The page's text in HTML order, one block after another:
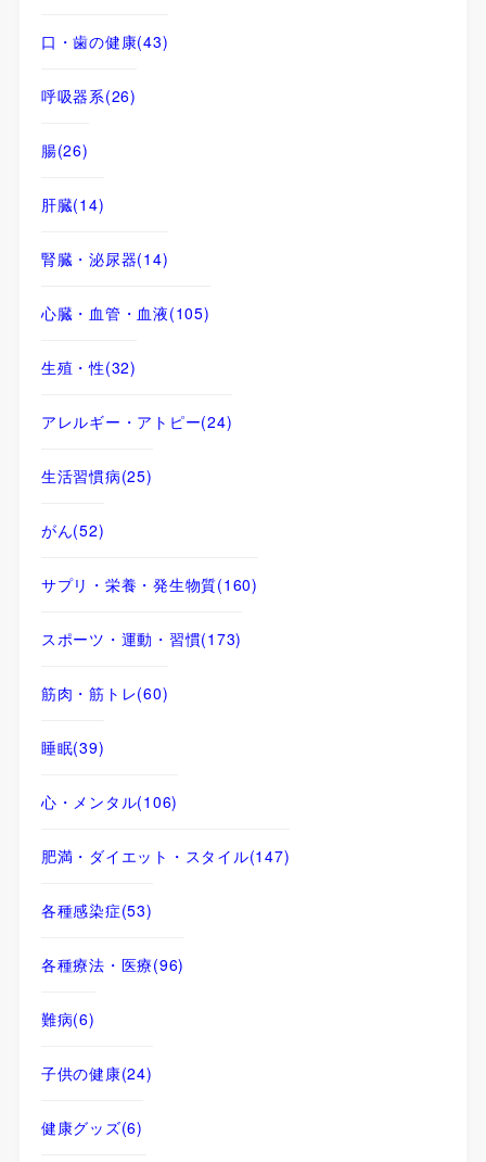
口・歯の健康(43)
呼吸器系(26)
腸(26)
肝臓(14)
腎臓・泌尿器(14)
心臓・血管・血液(105)
生殖・性(32)
アレルギー・アトピー(24)
生活習慣病(25)
がん(52)
サプリ・栄養・発生物質(160)
スポーツ・運動・習慣(173)
筋肉・筋トレ(60)
睡眠(39)
心・メンタル(106)
肥満・ダイエット・スタイル(147)
各種感染症(53)
各種療法・医療(96)
難病(6)
子供の健康(24)
健康グッズ(6)